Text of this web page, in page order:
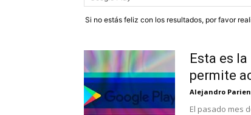
Si no estás feliz con los resultados, por favor
Esta es
permite
Alejandro
El pasado mes